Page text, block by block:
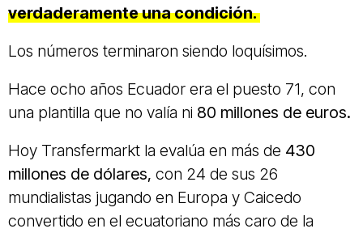
verdaderamente una condición.
Los números terminaron siendo loquísimos.
Hace ocho años Ecuador era el puesto 71, con
una plantilla que no valía ni 80 millones de euros.
Hoy Transfermarkt la evalúa en más de 430
millones de dólares, con 24 de sus 26
mundialistas jugando en Europa y Caicedo
convertido en el ecuatoriano más caro de la